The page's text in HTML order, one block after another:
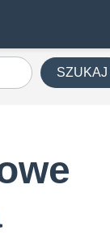
SZUKAJ